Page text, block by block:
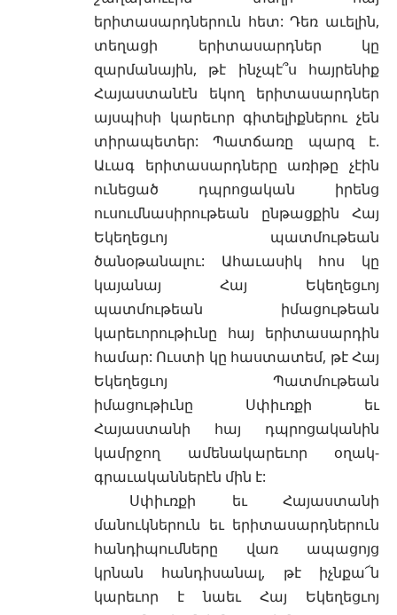
երիտասարդներուն հետ: Դեռ աւելին,
տեղացի երիտասարդներ կը
զարմանային, թէ ինչպէ՞ս հայրենիք
Հայաստանէն եկող երիտասարդներ
այսպիսի կարեւոր գիտելիքներու չեն
տիրապետեր: Պատճառը պարզ է.
Աւագ երիտասարդները առիթը չէին
ունեցած դպրոցական իրենց
ուսումնասիրութեան ընթացքին Հայ
Եկեղեցւոյ պատմութեան
ծանօթանալու: Ահաւասիկ հոս կը
կայանայ Հայ Եկեղեցւոյ
պատմութեան իմացութեան
կարեւորութիւնը հայ երիտասարդին
համար: Ուստի կը հաստատեմ, թէ Հայ
Եկեղեցւոյ Պատմութեան
իմացութիւնը Սփիւռքի եւ
Հայաստանի հայ դպրոցականին
կամրջող ամենակարեւոր օղակ-
գրաւականներէն մին է:
Սփիւռքի եւ Հայաստանի
մանուկներուն եւ երիտասարդներուն
հանդիպումները վառ ապացոյց
կրնան հանդիսանալ, թէ իչնքա՜ն
կարեւոր է նաեւ Հայ Եկեղեցւոյ